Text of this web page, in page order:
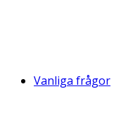
Vanliga frågor